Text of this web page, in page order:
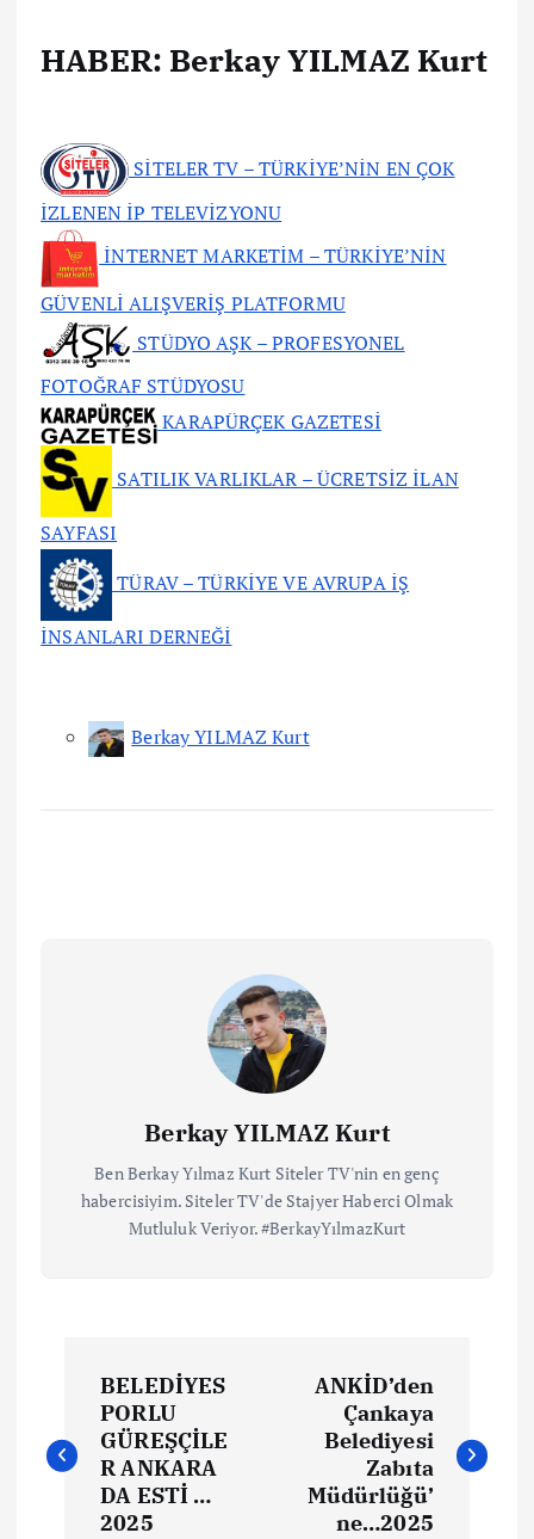
HABER: Berkay YILMAZ Kurt
SİTELER TV – TÜRKİYE’NİN EN ÇOK
İZLENEN İP TELEVİZYONU
İNTERNET MARKETİM – TÜRKİYE’NİN
GÜVENLİ ALIŞVERİŞ PLATFORMU
STÜDYO AŞK – PROFESYONEL
FOTOĞRAF STÜDYOSU
KARAPÜRÇEK GAZETESİ
SATILIK VARLIKLAR – ÜCRETSİZ İLAN
SAYFASI
TÜRAV – TÜRKİYE VE AVRUPA İŞ
İNSANLARI DERNEĞİ
Berkay YILMAZ Kurt
Berkay YILMAZ Kurt
Ben Berkay Yılmaz Kurt Siteler TV'nin en genç
habercisiyim. Siteler TV'de Stajyer Haberci Olmak
Mutluluk Veriyor. #BerkayYılmazKurt
BELEDİYES
PORLU
GÜREŞÇİLE
R ANKARA
DA ESTİ …
2025
ANKİD’den
Çankaya
Belediyesi
Zabıta
Müdürlüğü’
ne…2025